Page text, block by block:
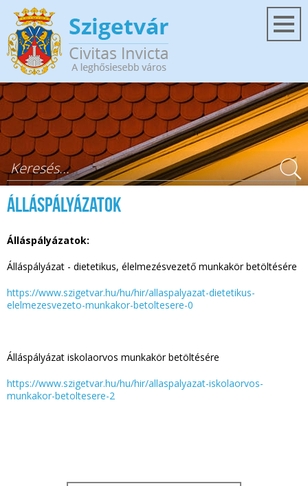
Ugrás a tartalomra
Keresés űrlap
Álláspályázatok
Álláspályázatok:
Álláspályázat - dietetikus, élelmezésvezető munkakör betöltésére
https://www.szigetvar.hu/hu/hir/allaspalyazat-dietetikus-
elelmezesvezeto-munkakor-betoltesere-0
Álláspályázat iskolaorvos munkakör betöltésére
https://www.szigetvar.hu/hu/hir/allaspalyazat-iskolaorvos-
munkakor-betoltesere-2